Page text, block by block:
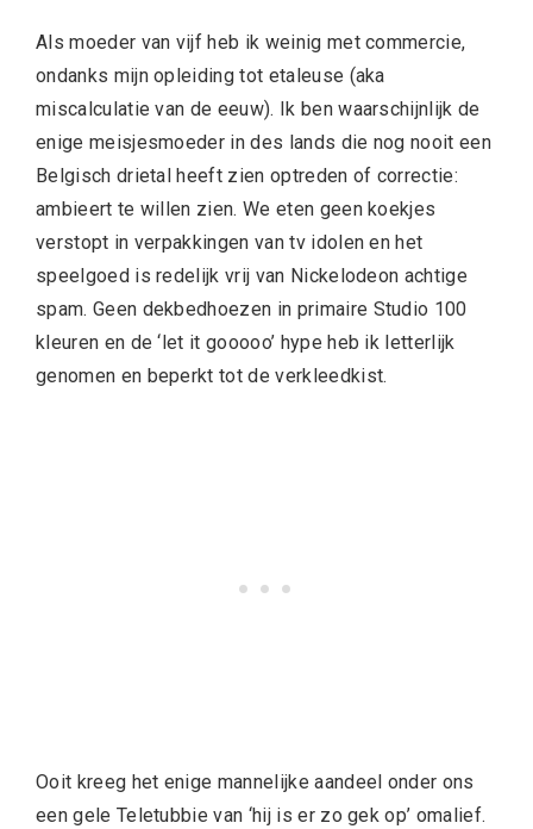
Als moeder van vijf heb ik weinig met commercie,
ondanks mijn opleiding tot etaleuse (aka
miscalculatie van de eeuw). Ik ben waarschijnlijk de
enige meisjesmoeder in des lands die nog nooit een
Belgisch drietal heeft zien optreden of correctie:
ambieert te willen zien. We eten geen koekjes
verstopt in verpakkingen van tv idolen en het
speelgoed is redelijk vrij van Nickelodeon achtige
spam. Geen dekbedhoezen in primaire Studio 100
kleuren en de ‘let it gooooo’ hype heb ik letterlijk
genomen en beperkt tot de verkleedkist.
Ooit kreeg het enige mannelijke aandeel onder ons
een gele Teletubbie van ‘hij is er zo gek op’ omalief.